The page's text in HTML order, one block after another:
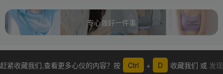
专心做好一件事
赶紧收藏我们,查看更多心仪的内容？按 Ctrl + D 收藏我们 或 发现